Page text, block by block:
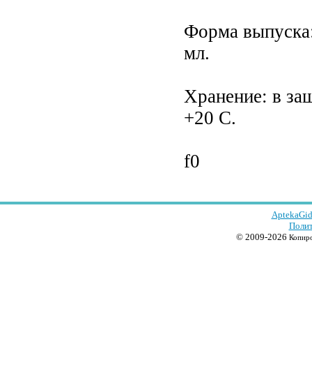
Форма
мл.
Хранение: в
+20 С.
f0
© 2009-2026